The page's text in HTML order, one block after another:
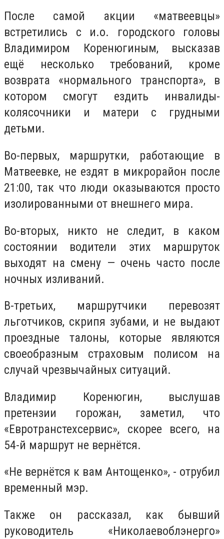
После самой акции «матвеевцы»
встретились с и.о. городского головы
Владимиром Коренюгиным, высказав
ещё несколько требований, кроме
возврата «нормального транспорта», в
котором смогут ездить инвалиды-
колясочники и матери с грудными
детьми.
Во-первых, маршрутки, работающие в
Матвеевке, не ездят в микрорайон после
21:00, так что люди оказываются просто
изолированными от внешнего мира.
Во-вторых, никто не следит, в каком
состоянии водители этих маршруток
выходят на смену — очень часто после
ночных изливаний.
В-третьих, маршрутчики перевозят
льготчиков, скрипя зубами, и не выдают
проездные талоны, которые являются
своеобразным страховым полисом на
случай чрезвычайных ситуаций.
Владимир Коренюгин, выслушав
претензии горожан, заметил, что
«Евротранстехсервис», скорее всего, на
54-й маршрут не вернётся.
«Не вернётся к вам Антощенко», - отрубил
временный мэр.
Также он рассказал, как бывший
руководитель «Николаевоблэнерго»